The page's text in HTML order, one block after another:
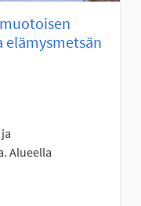
elämysmetsän
Alueella
Seinäjoki